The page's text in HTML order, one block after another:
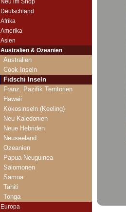
Deutschland
Afrika
Amerika
Asien
Australien & Ozeanien
Australien
Cook Inseln
Fidschi Inseln
Franz. Pazifik Territorien
Hawaii
Kokosinseln (Keeling)
Neu Kaledonien
Neue Hebriden
Neuseeland
Ozeanien
Papua Neuguinea
Salomonen
Samoa
Tahiti
Tonga
Vanuatu
Europa